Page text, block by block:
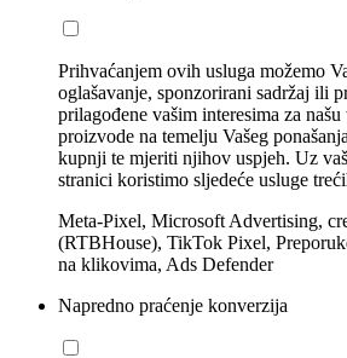
Prihvaćanjem ovih usluga možemo
oglašavanje, sponzorirani sadržaj ili
prilagođene vašim interesima za
proizvode na temelju Vašeg
kupnji te mjeriti njihov uspjeh. Uz
stranici koristimo sljedeće usluge
Meta-Pixel, Microsoft Advertising,
(RTBHouse), TikTok Pixel,
na klikovima, Ads Defender
Napredno praćenje konverzija